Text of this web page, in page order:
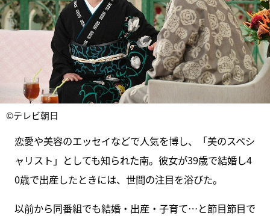
©テレビ朝日
恋愛や美容のエッセイなどで人気を博し、「美のスペシ
ャリスト」としても知られた南。彼女が39歳で結婚し4
0歳で出産したときには、世間の注目を浴びた。
以前から同番組でも結婚・出産・子育て…と節目節目で